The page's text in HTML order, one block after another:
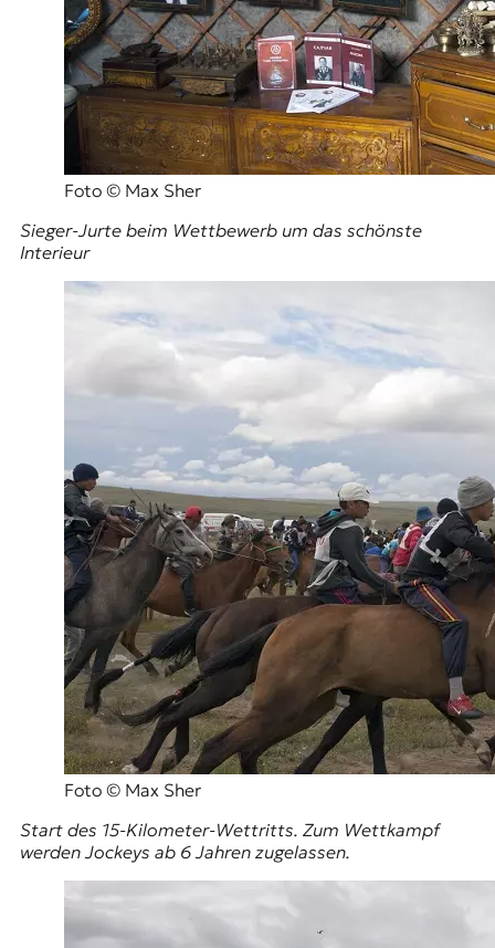
Foto © Max Sher
Sieger-Jurte beim Wettbewerb um das schönste
Interieur
Foto © Max Sher
Start des 15-Kilometer-Wettritts. Zum Wettkampf
werden Jockeys ab 6 Jahren zugelassen.